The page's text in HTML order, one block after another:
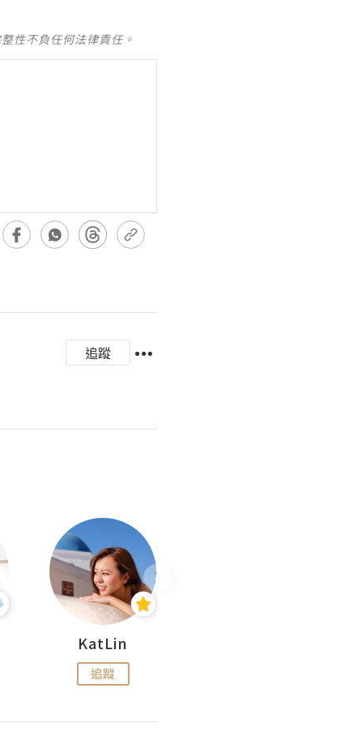
性不負任何法律責任。
追蹤
KatLin
追蹤